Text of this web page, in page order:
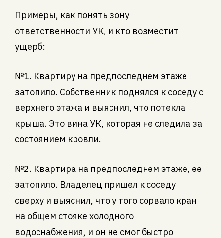
Примеры, как понять зону
ответственности УК, и кто возместит
ущерб:
№1. Квартиру на предпоследнем этаже
затопило. Собственник поднялся к соседу с
верхнего этажа и выяснил, что потекла
крыша. Это вина УК, которая не следила за
состоянием кровли.
№2. Квартира на предпоследнем этаже, ее
затопило. Владелец пришел к соседу
сверху и выяснил, что у того сорвало кран
на общем стояке холодного
водоснабжения, и он не смог быстро